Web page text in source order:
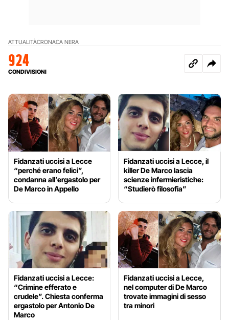
ATTUALITÀCRONACA NERA
924
CONDIVISIONI
Fidanzati uccisi a Lecce
“perché erano felici”,
condanna all’ergastolo per
De Marco in Appello
Fidanzati uccisi a Lecce, il
killer De Marco lascia
scienze infermieristiche:
“Studierò filosofia”
Fidanzati uccisi a Lecce:
“Crimine efferato e
crudele”. Chiesta conferma
ergastolo per Antonio De
Marco
Fidanzati uccisi a Lecce,
nel computer di De Marco
trovate immagini di sesso
tra minori